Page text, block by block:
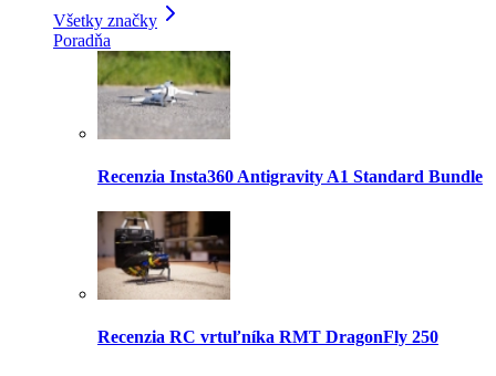
Všetky značky
Poradňa
Recenzia Insta360 Antigravity A1 Standard Bundle
Recenzia RC vrtuľníka RMT DragonFly 250